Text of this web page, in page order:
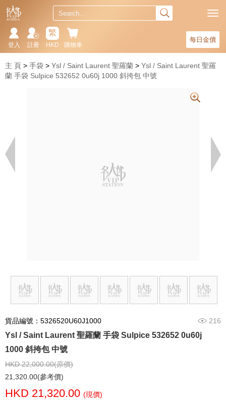
每日金價
購物車
繁
HKD
註冊
登入
主 頁 手袋 Ysl / Saint Laurent 聖羅蘭
Ysl / Saint Laurent 聖羅
蘭 手袋 Sulpice 532652 0u60j 1000 斜挎包 中號
貨品編號：5326520U60J1000 216
Ysl / Saint Laurent 聖羅蘭 手袋 Sulpice 532652 0u60j
1000 斜挎包 中號
HKD 22,000.00(原價)
21,320.00(參考價)
HKD 21,320.00 (現價)